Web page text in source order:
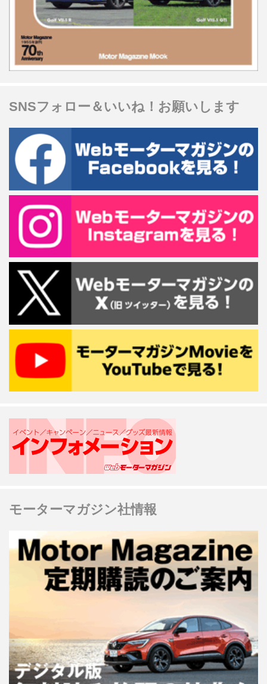
SNSフォロー＆いいね！お願いします
モーターマガジン社情報